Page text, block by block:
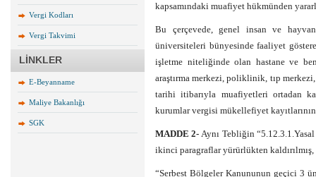
Vergi Kodları
Vergi Takvimi
LİNKLER
E-Beyanname
Maliye Bakanlığı
SGK
kapsamındaki muafiyet hükmünden
Bu çerçevede, genel insan ve
üniversiteleri bünyesinde faaliyet
işletme niteliğinde olan hastane ve
araştırma merkezi, poliklinik, tıp
tarihi itibarıyla muafiyetleri ortadan
kurumlar vergisi mükellefiyet
MADDE 2- Aynı Tebliğin
ikinci paragraflar yürürlükten
“Serbest Bölgeler Kanununun geçici 3